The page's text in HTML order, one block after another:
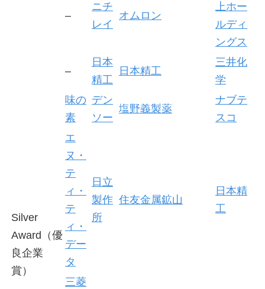
–
ニチ
レイ
オムロン
上ホー
ルディ
ングス
–
日本
精工
日本精工
三井化
学
Silver
Award（優
良企業
賞）
味の
素
デン
ソー
塩野義製薬
ナブテ
スコ
エ
ヌ・
テ
ィ・
テ
ィ・
デー
タ
日立
製作
所
住友金属鉱山
日本精
工
三菱